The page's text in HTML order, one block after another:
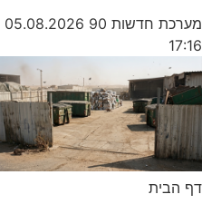
מערכת חדשות 90
05.08.2026
17:16
דף הבית